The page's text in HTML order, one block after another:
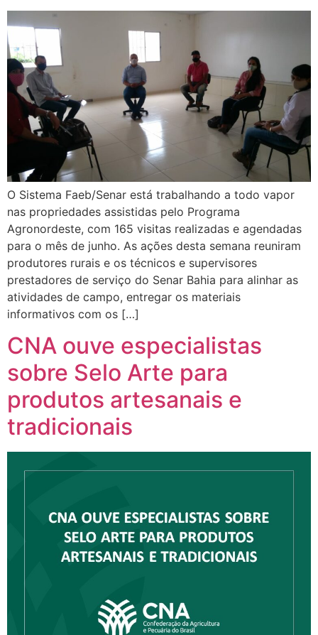
O Sistema Faeb/Senar está trabalhando a todo vapor
nas propriedades assistidas pelo Programa
Agronordeste, com 165 visitas realizadas e agendadas
para o mês de junho. As ações desta semana reuniram
produtores rurais e os técnicos e supervisores
prestadores de serviço do Senar Bahia para alinhar as
atividades de campo, entregar os materiais
informativos com os […]
CNA ouve especialistas
sobre Selo Arte para
produtos artesanais e
tradicionais